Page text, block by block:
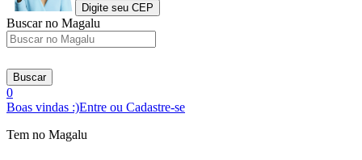
Digite seu CEP
Buscar no Magalu
Buscar
0
Boas vindas :)Entre ou Cadastre-se
Tem no Magalu